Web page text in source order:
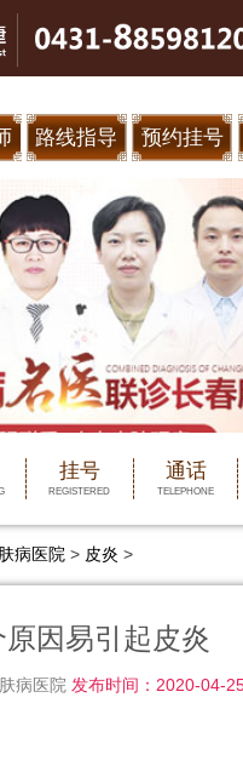
路线指导 预约挂号
挂号
REGISTERED
通话
TELEPHONE
病医院> 皮炎 >
原因易引起皮炎
病医院 发布时间：2020-04-